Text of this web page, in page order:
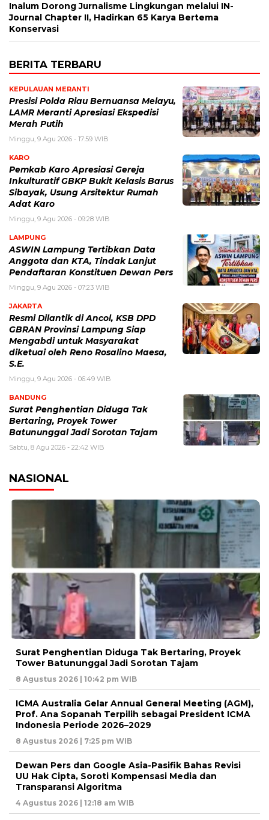
Inalum Dorong Jurnalisme Lingkungan melalui IN-
Journal Chapter II, Hadirkan 65 Karya Bertema
Konservasi
BERITA TERBARU
KEPULAUAN MERANTI
Presisi Polda Riau Bernuansa Melayu,
LAMR Meranti Apresiasi Ekspedisi
Merah Putih
Minggu, 9 Agu 2026 - 17:59 WIB
KARO
Pemkab Karo Apresiasi Gereja
Inkulturatif GBKP Bukit Kelasis Barus
Sibayak, Usung Arsitektur Rumah
Adat Karo
Minggu, 9 Agu 2026 - 09:28 WIB
LAMPUNG
ASWIN Lampung Tertibkan Data
Anggota dan KTA, Tindak Lanjut
Pendaftaran Konstituen Dewan Pers
Minggu, 9 Agu 2026 - 07:23 WIB
JAKARTA
Resmi Dilantik di Ancol, KSB DPD
GBRAN Provinsi Lampung Siap
Mengabdi untuk Masyarakat
diketuai oleh Reno Rosalino Maesa,
S.E.
Minggu, 9 Agu 2026 - 06:49 WIB
BANDUNG
Surat Penghentian Diduga Tak
Bertaring, Proyek Tower
Batununggal Jadi Sorotan Tajam
Sabtu, 8 Agu 2026 - 22:42 WIB
NASIONAL
Surat Penghentian Diduga Tak Bertaring, Proyek
Tower Batununggal Jadi Sorotan Tajam
8 Agustus 2026 | 10:42 pm WIB
ICMA Australia Gelar Annual General Meeting (AGM),
Prof. Ana Sopanah Terpilih sebagai President ICMA
Indonesia Periode 2026–2029
8 Agustus 2026 | 7:25 pm WIB
Dewan Pers dan Google Asia-Pasifik Bahas Revisi
UU Hak Cipta, Soroti Kompensasi Media dan
Transparansi Algoritma
4 Agustus 2026 | 12:18 am WIB